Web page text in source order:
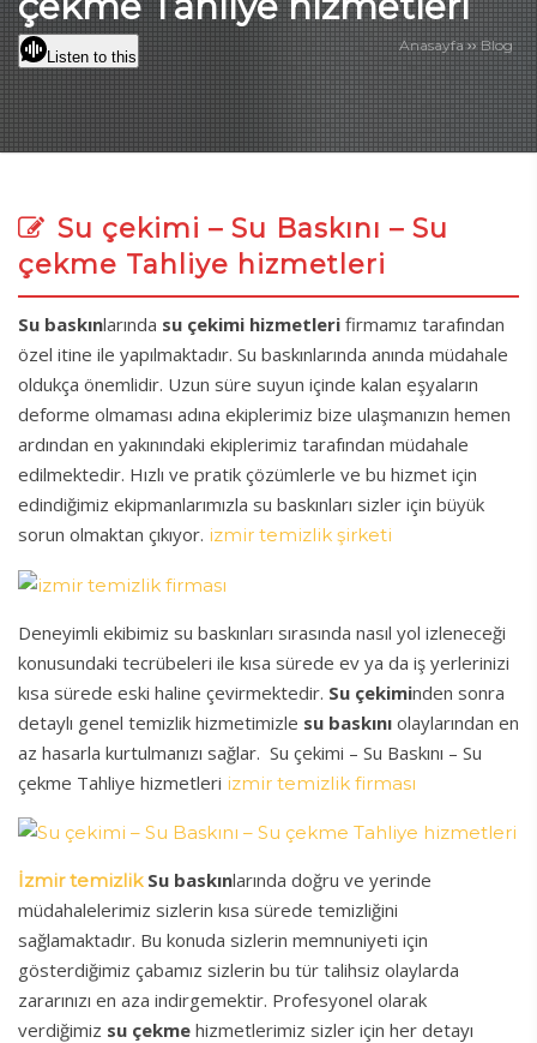
Anasayfa ››Blog
Listen to this
Su çekimi – Su Baskını – Su
çekme Tahliye hizmetleri
Su baskınlarında su çekimi hizmetleri firmamız tarafından
özel itine ile yapılmaktadır. Su baskınlarında anında müdahale
oldukça önemlidir. Uzun süre suyun içinde kalan eşyaların
deforme olmaması adına ekiplerimiz bize ulaşmanızın hemen
ardından en yakınındaki ekiplerimiz tarafından müdahale
edilmektedir. Hızlı ve pratik çözümlerle ve bu hizmet için
edindiğimiz ekipmanlarımızla su baskınları sizler için büyük
sorun olmaktan çıkıyor. izmir temizlik şirketi
Deneyimli ekibimiz su baskınları sırasında nasıl yol izleneceği
konusundaki tecrübeleri ile kısa sürede ev ya da iş yerlerinizi
kısa sürede eski haline çevirmektedir. Su çekiminden sonra
detaylı genel temizlik hizmetimizle su baskını olaylarından en
az hasarla kurtulmanızı sağlar. Su çekimi – Su Baskını – Su
çekme Tahliye hizmetleri izmir temizlik firması
İzmir temizlikSu baskınlarında doğru ve yerinde
müdahalelerimiz sizlerin kısa sürede temizliğini
sağlamaktadır. Bu konuda sizlerin memnuniyeti için
gösterdiğimiz çabamız sizlerin bu tür talihsiz olaylarda
zararınızı en aza indirgemektir. Profesyonel olarak
verdiğimiz su çekme hizmetlerimiz sizler için her detayı